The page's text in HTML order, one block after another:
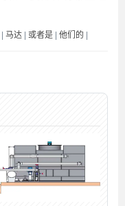
| 马达 | 或者是 | 他们的 |